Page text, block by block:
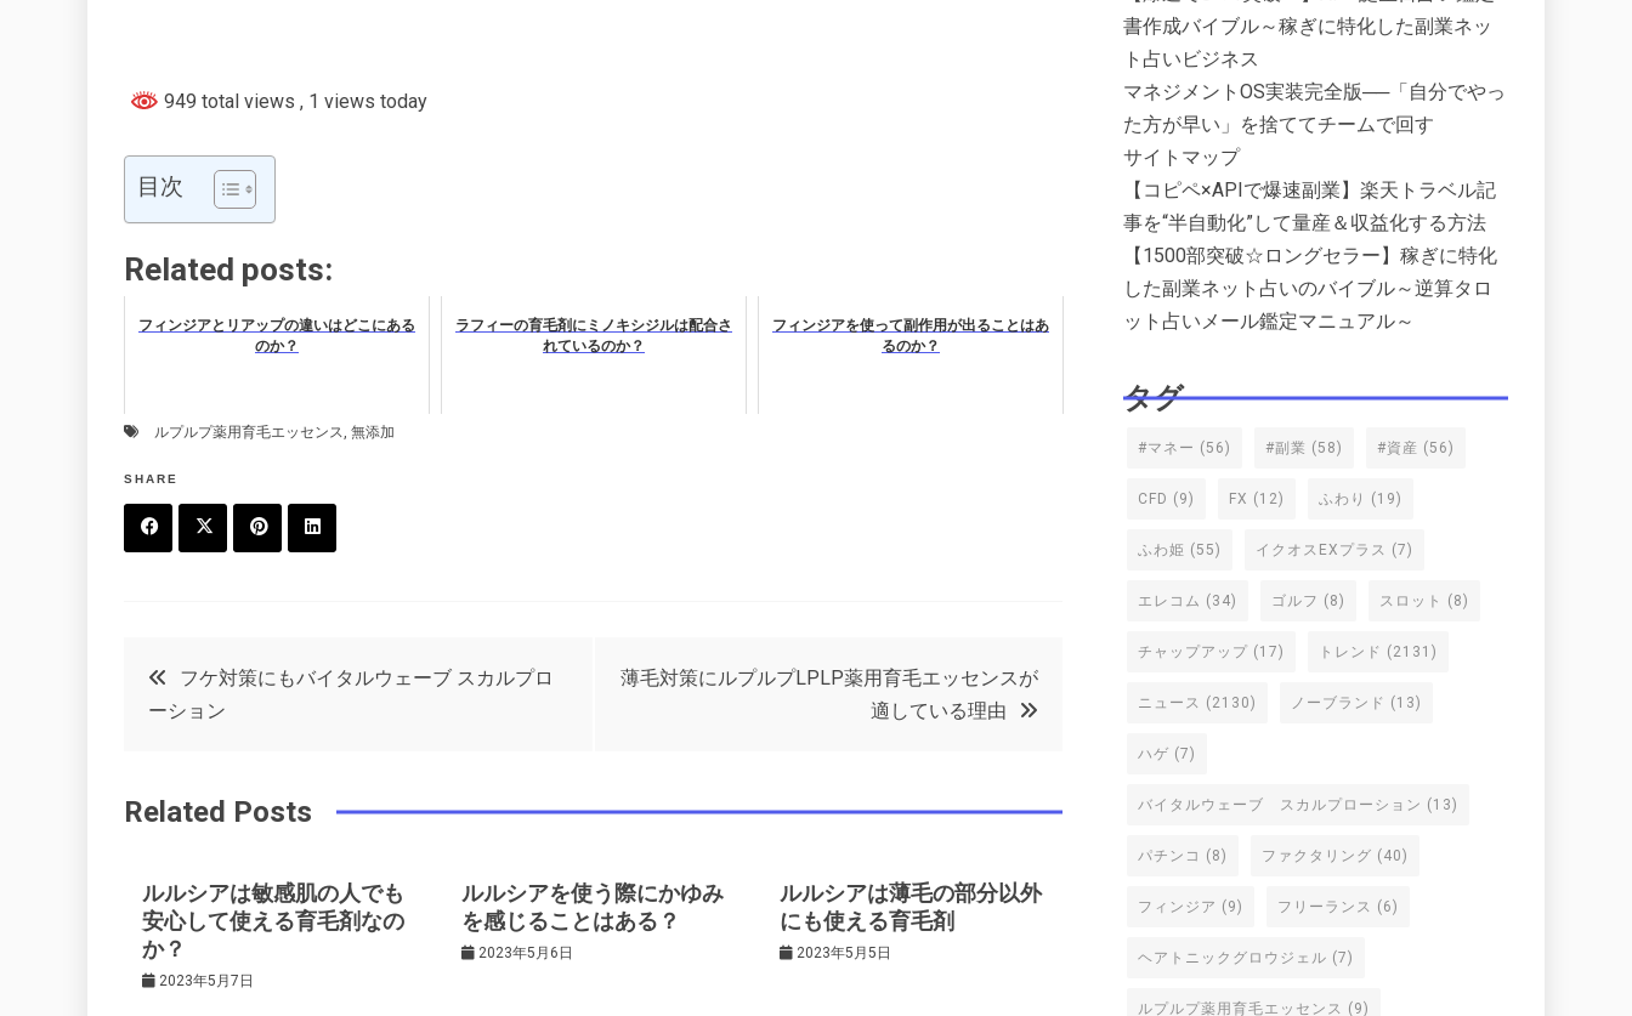
949 total views , 1 views today
目次
Related posts:
フィンジアとリアップの違いはどこにある
のか？
ラフィーの育毛剤にミノキシジルは配合さ
れているのか？
フィンジアを使って副作用が出ることはあ
るのか？
ルプルプ薬用育毛エッセンス, 無添加
SHARE
o
e
s
e
投
ナ
ゲ
ー
フケ対策にもバイタルウェーブ スカルプロ
ーション
薄毛対策にルプルプLPLP薬用育毛エッセンスが
適している理由
Related Posts
ルルシアは敏感肌の人でも
安心して使える育毛剤なの
か？
2023年5月7日
ルルシアを使う際にかゆみ
を感じることはある？
2023年5月6日
ルルシアは薄毛の部分以外
にも使える育毛剤
2023年5月5日
書作成バイブル～稼ぎに特化した副業ネッ
ト占いビジネス
マネジメントOS実装完全版──「自分でやっ
た方が早い」を捨ててチームで回す
サイトマップ
【コピペ×APIで爆速副業】楽天トラベル記
事を“半自動化”して量産＆収益化する方法
【1500部突破☆ロングセラー】稼ぎに特化
した副業ネット占いのバイブル～逆算タロ
ット占いメール鑑定マニュアル～
タグ
#マネー (56) #副業 (58) #資産 (56)
CFD (9) FX (12) ふわり (19)
ふわ姫 (55) イクオスEXプラス (7)
エレコム (34) ゴルフ (8) スロット (8)
チャップアップ (17) トレンド (2131)
ニュース (2130) ノーブランド (13)
ハゲ (7)
バイタルウェーブ スカルプローション (13)
パチンコ (8) ファクタリング (40)
フィンジア (9) フリーランス (6)
ヘアトニックグロウジェル (7)
ルプルプ薬用育毛エッセンス (9)